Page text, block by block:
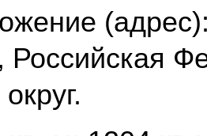
Российская